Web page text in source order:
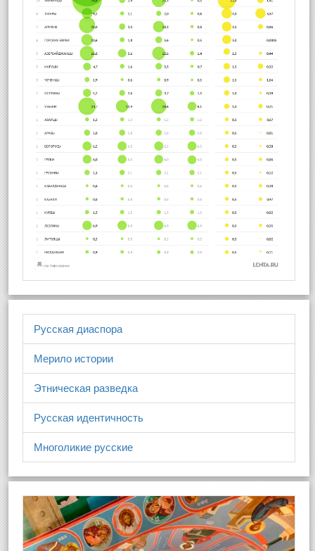
Русская диаспора
Мерило истории
Этническая разведка
Русская идентичность
Многоликие русские